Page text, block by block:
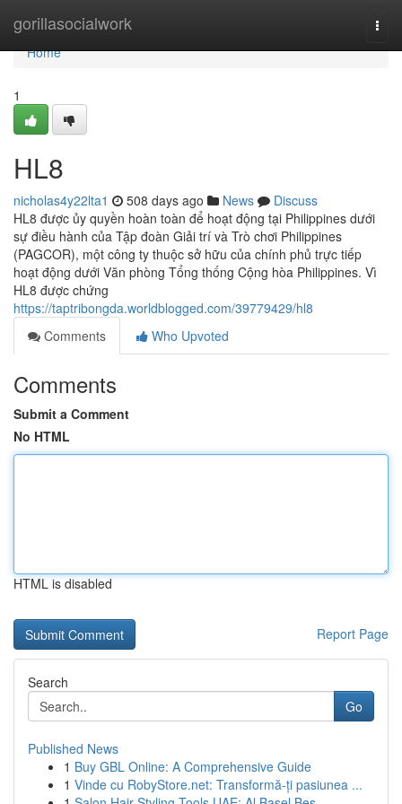
gorillasocialwork
Home
Home
1
HL8
nicholas4y22lta1 508 days ago News
Discuss
HL8 được ủy quyền hoàn toàn để hoạt động tại Philippines dưới
sự điều hành của Tập đoàn Giải trí và Trò chơi Philippines
(PAGCOR), một công ty thuộc sở hữu của chính phủ trực tiếp
hoạt động dưới Văn phòng Tổng thống Cộng hòa Philippines. Vì
HL8 được chứng
https://taptribongda.worldblogged.com/39779429/hl8
Comments
Who Upvoted
Comments
Submit a Comment
No HTML
HTML is disabled
Report Page
Search
Go
Published News
1 Buy GBL Online: A Comprehensive Guide
1 Vinde cu RobyStore.net: Transformă-ți pasiunea ...